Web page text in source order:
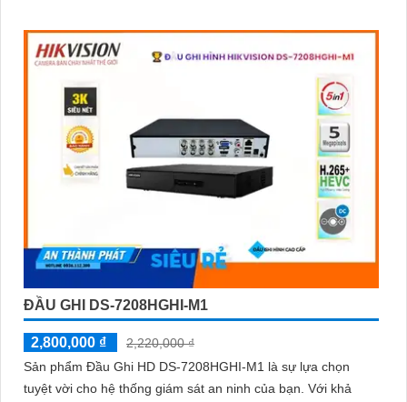
ĐẦU GHI DS-7208HGHI-M1
2,800,000 ₫
2,220,000 ₫
Sản phẩm Đầu Ghi HD DS-7208HGHI-M1 là sự lựa chọn
tuyệt vời cho hệ thống giám sát an ninh của bạn. Với khả